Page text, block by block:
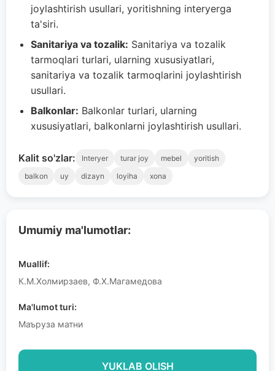
Umumiy ma'lumotlar:
Muallif:
К.М.Холмирзаев, Ф.Х.Магамедова
Ma'lumot turi:
Маъруза матни
YUKLAB OLISH
joylashtirish usullari, yoritishning interyerga
ta'siri.
Sanitariya va tozalik: Sanitariya va tozalik
tarmoqlari turlari, ularning xususiyatlari,
sanitariya va tozalik tarmoqlarini joylashtirish
usullari.
Balkonlar: Balkonlar turlari, ularning
xususiyatlari, balkonlarni joylashtirish usullari.
Kalit so'zlar: Interyer turar joy mebel
yoritish
balkon
uy dizayn loyiha xona